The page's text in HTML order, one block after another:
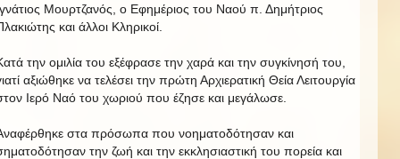
Μουρτζανός, ο Εφημέριος του Ναού π. Δημήτριος
και άλλοι Κληρικοί.
την ομιλία του εξέφρασε την χαρά και την συγκίνησή του,
αξιώθηκε να τελέσει την πρώτη Αρχιερατική Θεία Λειτουργία
Ιερό Ναό του χωριού που έζησε και μεγάλωσε.
στα πρόσωπα που νοηματοδότησαν και
την ζωή και την εκκλησιαστική του πορεία και